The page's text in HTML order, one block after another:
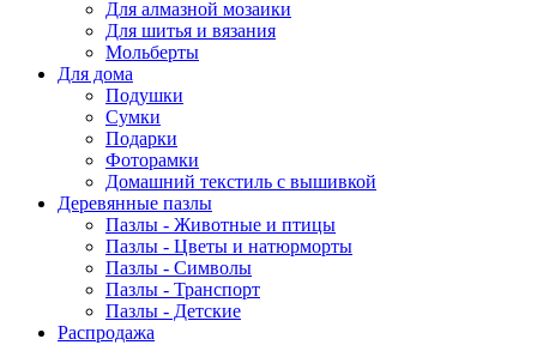
Для алмазной мозаики
Для шитья и вязания
Мольберты
Для дома
Подушки
Сумки
Подарки
Фоторамки
Домашний текстиль с вышивкой
Деревянные пазлы
Пазлы - Животные и птицы
Пазлы - Цветы и натюрморты
Пазлы - Символы
Пазлы - Транспорт
Пазлы - Детские
Распродажа